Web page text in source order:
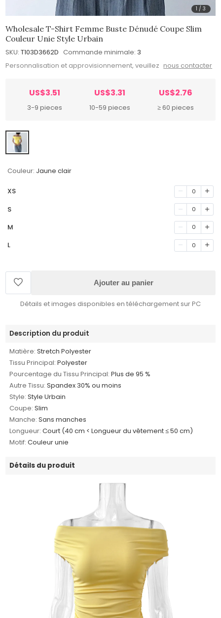
1 /3
Wholesale T-Shirt Femme Buste Dénudé Coupe Slim
Couleur Unie Style Urbain
SKU: T103D3662D Commande minimale: 3
Personnalisation et approvisionnement, veuillez nous contacter
US$3.51
3-9 pieces
US$3.31
10-59 pieces
US$2.76
≥ 60 pieces
Couleur: Jaune clair
XS 0
S 0
M 0
L 0
Ajouter au panier
Détails et images disponibles en téléchargement sur PC
Description du produit
Matière: Stretch Polyester
Tissu Principal: Polyester
Pourcentage du Tissu Principal: Plus de 95 %
Autre Tissu: Spandex 30% ou moins
Style: Style Urbain
Coupe: Slim
Manche: Sans manches
Longueur: Court (40 cm < Longueur du vêtement ≤ 50 cm)
Motif: Couleur unie
Détails du produit